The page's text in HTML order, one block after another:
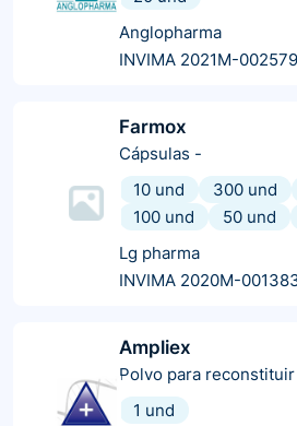
Anglopharma
INVIMA 2021M-
Farmox
Cápsulas -
10 und
300 und
100 und
50 und
Lg pharma
INVIMA 2020M-
Ampliex
Polvo para
1 und